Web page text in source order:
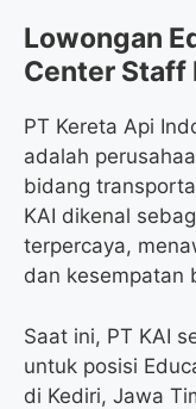
Lowongan
Center Staff
PT Kereta Api
adalah
bidang
KAI dikenal
terpercaya,
dan kesempatan
Saat ini, PT KAI
untuk posisi
di Kediri, Jawa